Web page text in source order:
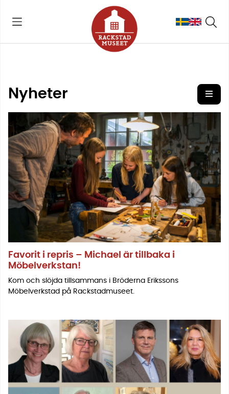
Nyheter
Favorit i repris – Michael är tillbaka i
Möbelverkstan!
Kom och slöjda tillsammans i Bröderna Erikssons
Möbelverkstad på Rackstadmuseet.